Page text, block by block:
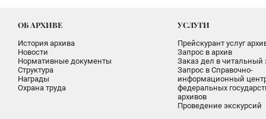
ОБ АРХИВЕ
История архива
Новости
Нормативные документы
Структура
Награды
Охрана труда
УСЛУГИ
Прейскурант услуг
Запрос в архив
Заказ дел в читальный
Запрос в Справочно-
информационный
федеральных
архивов
Проведение экскурсий